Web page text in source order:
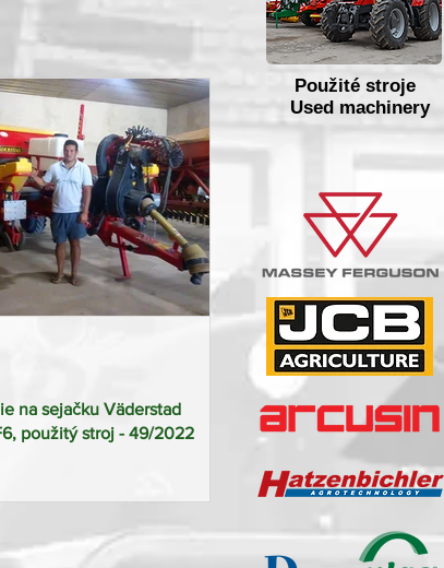
na sejačku Väderstad
použitý stroj - 49/2022
Použité stroje
Used machinery